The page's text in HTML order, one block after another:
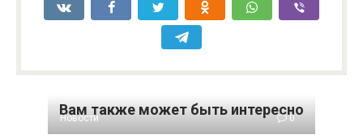
Вам также может быть интересно
Новости 0